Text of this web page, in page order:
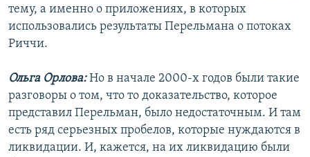
тему, а именно о приложениях, в которых
использовались результаты Перельмана о потоках
Риччи.
Ольга Орлова:Но в начале 2000-х годов были такие
разговоры о том, что то доказательство, которое
представил Перельман, было недостаточным. И там
есть ряд серьезных пробелов, которые нуждаются в
ликвидации. И, кажется, на их ликвидацию были